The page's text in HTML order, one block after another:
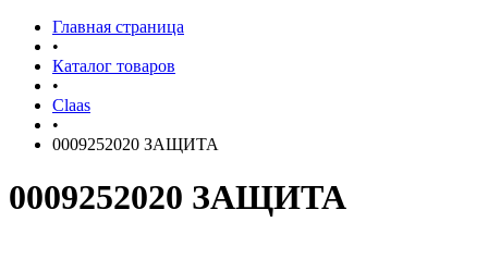
Главная страница
•
Каталог товаров
•
Claas
•
0009252020 ЗАЩИТА
0009252020 ЗАЩИТА